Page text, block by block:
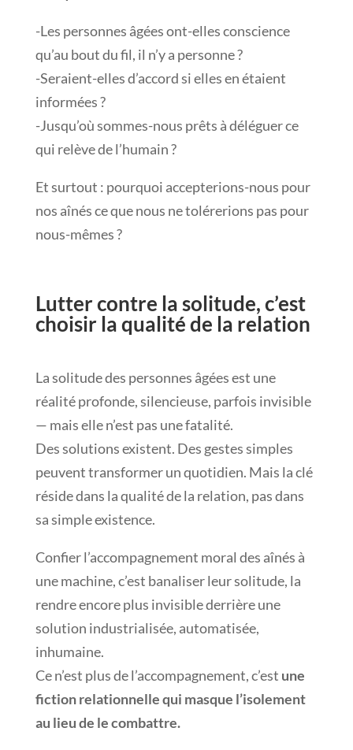
-Les personnes âgées ont-elles conscience
qu’au bout du fil, il n’y a personne ?
-Seraient-elles d’accord si elles en étaient
informées ?
-Jusqu’où sommes-nous prêts à déléguer ce
qui relève de l’humain ?
Et surtout : pourquoi accepterions-nous pour
nos aînés ce que nous ne tolérerions pas pour
nous-mêmes ?
Lutter contre la solitude, c’est
choisir la qualité de la relation
La solitude des personnes âgées est une
réalité profonde, silencieuse, parfois invisible
— mais elle n’est pas une fatalité.
Des solutions existent. Des gestes simples
peuvent transformer un quotidien. Mais la clé
réside dans la qualité de la relation, pas dans
sa simple existence.
Confier l’accompagnement moral des aînés à
une machine, c’est banaliser leur solitude, la
rendre encore plus invisible derrière une
solution industrialisée, automatisée,
inhumaine.
Ce n’est plus de l’accompagnement, c’est une
fiction relationnelle qui masque l’isolement
au lieu de le combattre.